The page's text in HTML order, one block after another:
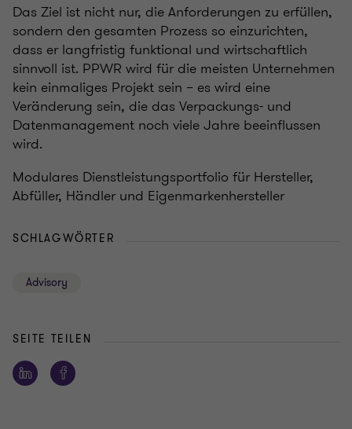
Das Ziel ist nicht nur, die Anforderungen zu erfüllen,
sondern den gesamten Prozess so einzurichten,
dass er langfristig funktional und wirtschaftlich
sinnvoll ist. PPWR wird für die meisten Unternehmen
kein einmaliges Projekt sein – es wird eine
Veränderung sein, die das Verpackungs- und
Datenmanagement noch viele Jahre beeinflussen
wird.
Modulares Dienstleistungsportfolio für Hersteller,
Abfüller, Händler und Eigenmarkenhersteller
SCHLAGWÖRTER
Advisory
SEITE TEILEN